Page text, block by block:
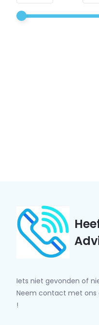
Iets niet gevonden of
Neem contact met ons
!